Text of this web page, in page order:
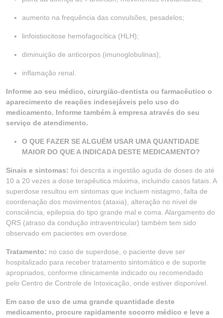
aumento na frequência das convulsões, pesadelos;
linfoistiocitose hemofagocítica (HLH);
diminuição de anticorpos (imunoglobulinas);
inflamação renal.
Informe ao seu médico, cirurgião-dentista ou farmacêutico o
aparecimento de reações indesejáveis pelo uso do
medicamento. Informe também à empresa através do seu
serviço de atendimento.
O QUE FAZER SE ALGUÉM USAR UMA QUANTIDADE
MAIOR DO QUE A INDICADA DESTE MEDICAMENTO?
Sinais e sintomas: foi descrita a ingestão aguda de doses de até
10 a 20 vezes a dose terapêutica máxima, incluindo casos fatais. A
superdose resultou em sintomas que incluem nistagmo, falta de
coordenação dos movimentos (ataxia), alteração no nível de
consciência, epilepsia do tipo grande mal e coma. Alargamento do
QRS (atraso da condução intraventricular) também tem sido
observado em pacientes em overdose.
Tratamento: no caso de superdose, o paciente deve ser
hospitalizado para receber tratamento sintomático e de suporte
apropriados, conforme clinicamente indicado ou recomendado
pelo Centro de Controle de Intoxicação, onde estiver disponível.
Em caso de uso de uma grande quantidade deste
medicamento, procure rapidamente socorro médico e leve a